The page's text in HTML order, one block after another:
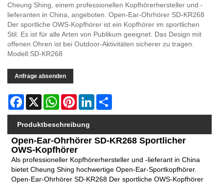
Cheung Shing, einem professionellen Kopfhörerhersteller und -
lieferanten in China, angeboten. Open-Ear-Ohrhörer SD-KR268
Der sportliche OWS-Kopfhörer ist ein Kopfhörer im sportlichen
Stil. Es ist für alle Arten von Publikum geeignet. Das Design mit
offenen Ohren ist bei Outdoor-Aktivitäten sicherer zu tragen.
Modell:SD-KR268
Anfrage absenden
Facebook
X WhatsAppPinterestLinkedIn
Produktbeschreibung
Open-Ear-Ohrhörer SD-KR268 Sportlicher
OWS-Kopfhörer
Als professioneller Kopfhörerhersteller und -lieferant in China
bietet Cheung Shing hochwertige Open-Ear-Sportkopfhörer.
Open-Ear-Ohrhörer SD-KR268 Der sportliche OWS-Kopfhörer